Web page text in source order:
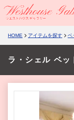
HOME アイテムを探す ベ
ラ・シェル ベッ